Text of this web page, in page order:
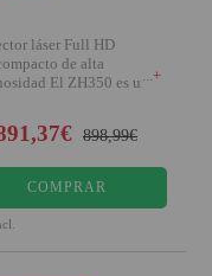
láser Full HD
de alta
El ZH350 es uno+
898,99€
COMPRAR